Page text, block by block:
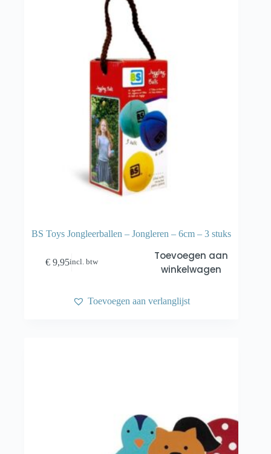
BS Toys Jongleerballen – Jongleren – 6cm – 3 stuks
€ 9,95incl. btw
Toevoegen aan
winkelwagen
Toevoegen aan verlanglijst